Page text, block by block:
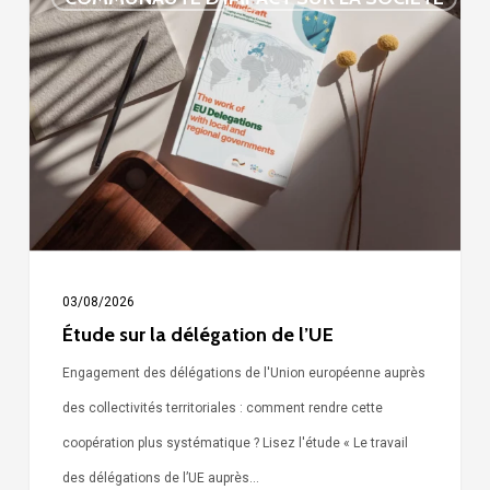
sur
la
délégation
de
l’UE
03/08/2026
Étude sur la délégation de l’UE
Engagement des délégations de l'Union européenne auprès
des collectivités territoriales : comment rendre cette
coopération plus systématique ? Lisez l'étude « Le travail
des délégations de l’UE auprès…